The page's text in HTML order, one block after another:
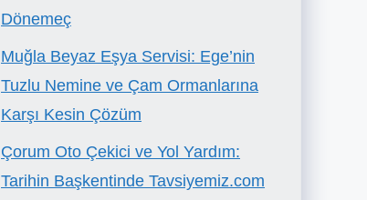
Dönemeç
Muğla Beyaz Eşya Servisi: Ege’nin
Tuzlu Nemine ve Çam Ormanlarına
Karşı Kesin Çözüm
Çorum Oto Çekici ve Yol Yardım:
Tarihin Başkentinde Tavsiyemiz.com